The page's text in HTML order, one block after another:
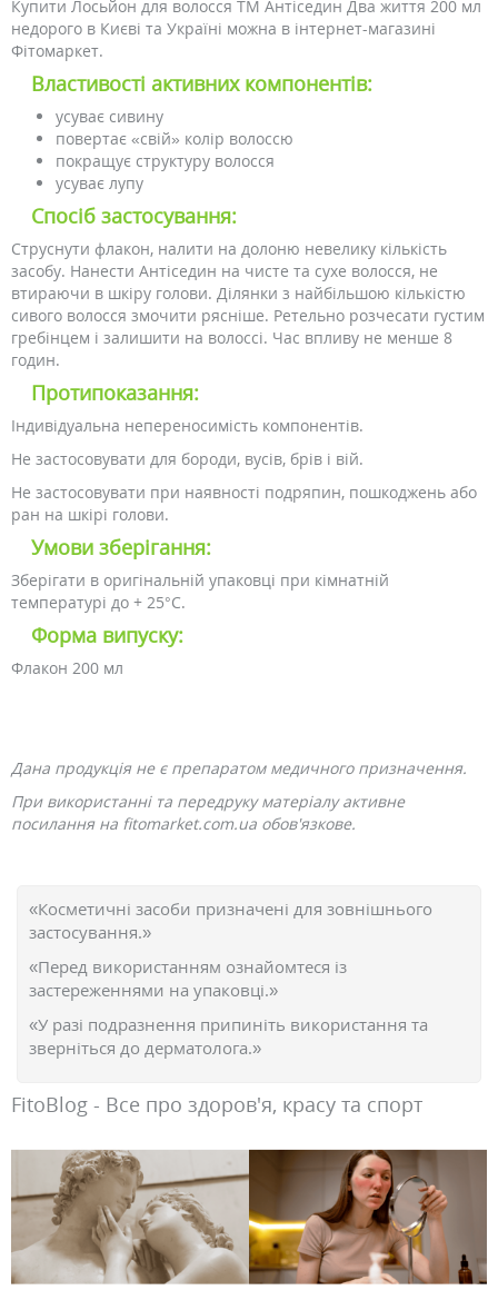
Купити Лосьйон для волосся ТМ Антіседин Два життя 200 мл
недорого в Києві та Україні можна в інтернет-магазині
Фітомаркет.
Властивості активних компонентів:
усуває сивину
повертає «свій» колір волоссю
покращує структуру волосся
усуває лупу
Спосіб застосування:
Струснути флакон, налити на долоню невелику кількість
засобу. Нанести Антіседин на чисте та сухе волосся, не
втираючи в шкіру голови. Ділянки з найбільшою кількістю
сивого волосся змочити рясніше. Ретельно розчесати густим
гребінцем і залишити на волоссі. Час впливу не менше 8
годин.
Протипоказання:
Індивідуальна непереносимість компонентів.
Не застосовувати для бороди, вусів, брів і вій.
Не застосовувати при наявності подряпин, пошкоджень або
ран на шкірі голови.
Умови зберігання:
Зберігати в оригінальній упаковці при кімнатній
температурі до + 25°C.
Форма випуску:
Флакон 200 мл
Дана продукція не є препаратом медичного призначення.
При використанні та передруку матеріалу активне
посилання на fitomarket.com.ua обов'язкове.
«Косметичні засоби призначені для зовнішнього
застосування.»
«Перед використанням ознайомтеся із
застереженнями на упаковці.»
«У разі подразнення припиніть використання та
зверніться до дерматолога.»
FitoBlog - Все про здоров'я, красу та спорт